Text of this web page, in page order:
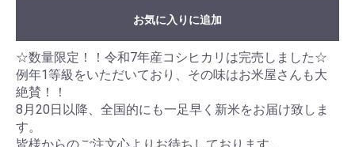
お気に入りに追加
☆数量限定！！令和7年産コシヒカリは完売しました☆
例年1等級をいただいており、その味はお米屋さんも大
絶賛！！
8月20日以降、全国的にも一足早く新米をお届け致しま
す。